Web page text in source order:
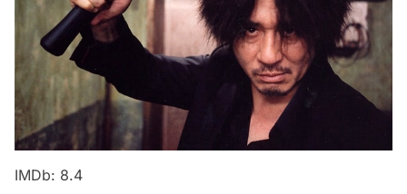
IMDb: 8.4